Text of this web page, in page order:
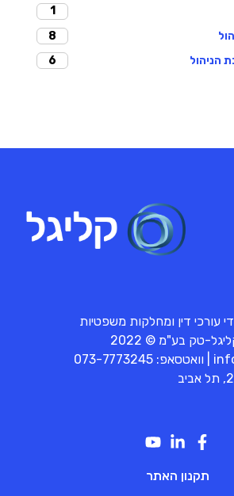
1
8
הניהול
6
עורכי דין ומחלקות משפטיות
טק בע"מ © 2022
| וואטסאפ: 073-7773245
תקנון האתר